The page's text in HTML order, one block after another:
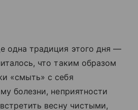
одна традиция этого дня —
что таким образом
«смыть» с себя
болезни, неприятности
весну чистыми,